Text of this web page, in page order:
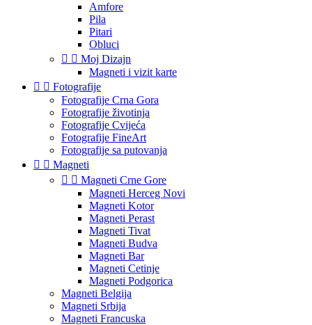
Amfore
Pila
Pitari
Obluci
  Moj Dizajn
Magneti i vizit karte
  Fotografije
Fotografije Crna Gora
Fotografije životinja
Fotografije Cvijeća
Fotografije FineArt
Fotografije sa putovanja
  Magneti
  Magneti Crne Gore
Magneti Herceg Novi
Magneti Kotor
Magneti Perast
Magneti Tivat
Magneti Budva
Magneti Bar
Magneti Cetinje
Magneti Podgorica
Magneti Belgija
Magneti Srbija
Magneti Francuska